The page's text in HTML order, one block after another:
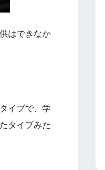
はできなか
イプで、学
タイプみた